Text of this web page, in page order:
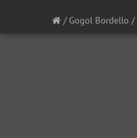
/ Gogol Bordello /